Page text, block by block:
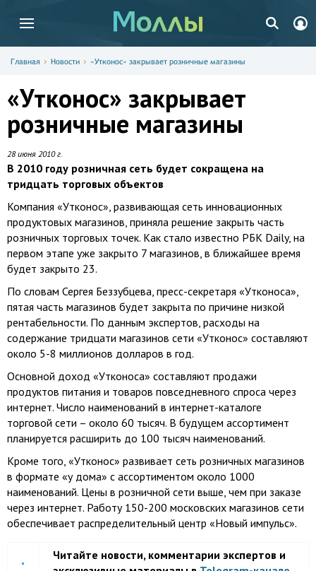
Главная Новости «Утконос» закрывает розничные магазины
«Утконос» закрывает
розничные магазины
28 июня 2010 г.
В 2010 году розничная сеть будет сокращена на
тридцать торговых объектов
Компания «Утконос», развивающая сеть инновационных
продуктовых магазинов, приняла решение закрыть часть
розничных торговых точек. Как стало известно РБК Daily, на
первом этапе уже закрыто 7 магазинов, в ближайшее время
будет закрыто 23.
По словам Сергея Беззубцева, пресс-секретаря «Утконоса»,
пятая часть магазинов будет закрыта по причине низкой
рентабельности. По данным экспертов, расходы на
содержание тридцати магазинов сети «Утконос» составляют
около 5-8 миллионов долларов в год.
Основной доход «Утконоса» составляют продажи
продуктов питания и товаров повседневного спроса через
интернет. Число наименований в интернет-каталоге
торговой сети – около 60 тысяч. В будущем ассортимент
планируется расширить до 100 тысяч наименований.
Кроме того, «Утконос» развивает сеть розничных магазинов
в формате «у дома» с ассортиментом около 1000
наименований. Цены в розничной сети выше, чем при заказе
через интернет. Работу 150-200 московских магазинов сети
обеспечивает распределительный центр «Новый импульс».
Читайте новости, комментарии экспертов и